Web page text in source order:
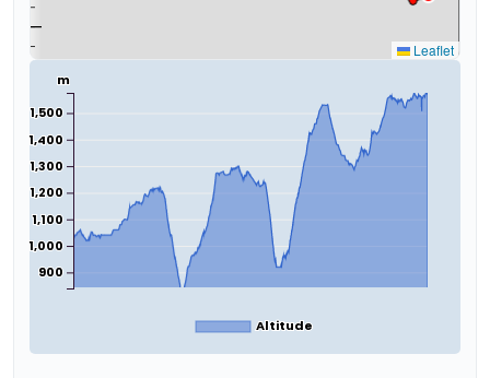
Leaflet
900
1,000
1,100
1,200
1,300
1,400
1,500
m
Altitude